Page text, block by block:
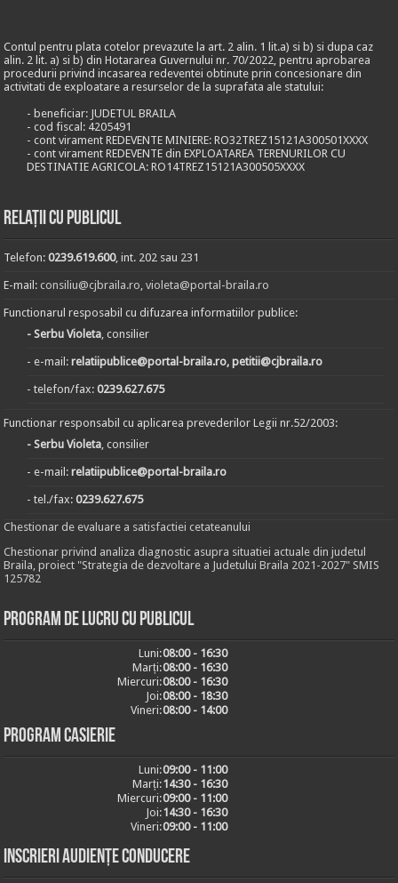
Contul pentru plata cotelor prevazute la art. 2 alin. 1 lit.a) si b) si dupa caz
alin. 2 lit. a) si b) din Hotararea Guvernului nr. 70/2022, pentru aprobarea
procedurii privind incasarea redeventei obtinute prin concesionare din
activitati de exploatare a resurselor de la suprafata ale statului:
- beneficiar: JUDETUL BRAILA
- cod fiscal: 4205491
- cont virament REDEVENTE MINIERE: RO32TREZ15121A300501XXXX
- cont virament REDEVENTE din EXPLOATAREA TERENURILOR CU
DESTINATIE AGRICOLA: RO14TREZ15121A300505XXXX
Relații cu publicul
Telefon:0239.619.600, int. 202 sau 231
E-mail:consiliu@cjbraila.ro,violeta@portal-braila.ro
Functionarul resposabil cu difuzarea informatiilor publice:
- Serbu Violeta, consilier
- e-mail:relatiipublice@portal-braila.ro, petitii@cjbraila.ro
- telefon/fax:0239.627.675
Functionar responsabil cu aplicarea prevederilor Legii nr.52/2003:
- Serbu Violeta, consilier
- e-mail:relatiipublice@portal-braila.ro
- tel./fax:0239.627.675
Chestionar de evaluare a satisfactiei cetateanului
Chestionar privind analiza diagnostic asupra situatiei actuale din judetul
Braila, proiect "Strategia de dezvoltare a Judetului Braila 2021-2027" SMIS
125782
Program de lucru cu publicul
Luni:08:00 - 16:30
Marți:08:00 - 16:30
Miercuri:08:00 - 16:30
Joi:08:00 - 18:30
Vineri:08:00 - 14:00
Program casierie
Luni:09:00 - 11:00
Marți:14:30 - 16:30
Miercuri:09:00 - 11:00
Joi:14:30 - 16:30
Vineri:09:00 - 11:00
Inscrieri audiențe conducere